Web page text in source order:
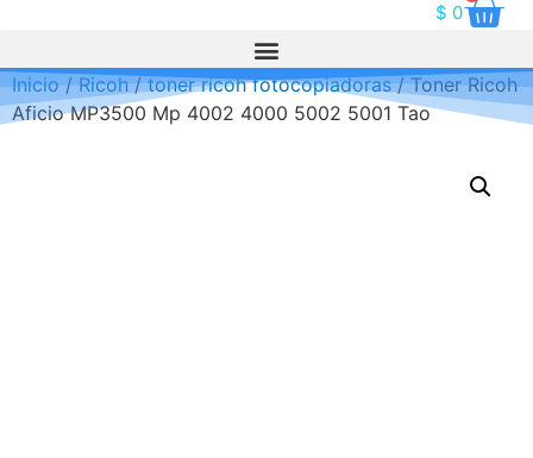
$ 0
Inicio/Ricoh/toner ricoh fotocopiadoras/ Toner Ricoh
Aficio MP3500 Mp 4002 4000 5002 5001 Tao